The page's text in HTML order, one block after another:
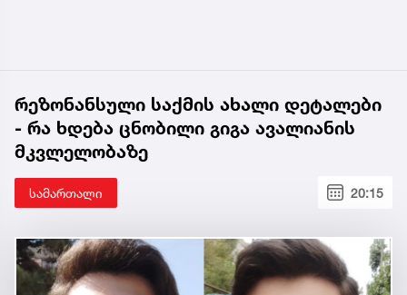
რეზონანსული საქმის ახალი დეტალები
- რა ხდება ცნობილი გიგა ავალიანის
მკვლელობაზე
სამართალი 20:15